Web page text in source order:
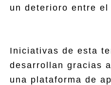
un deterioro entre
Iniciativas de esta
desarrollan gracias a
una plataforma de